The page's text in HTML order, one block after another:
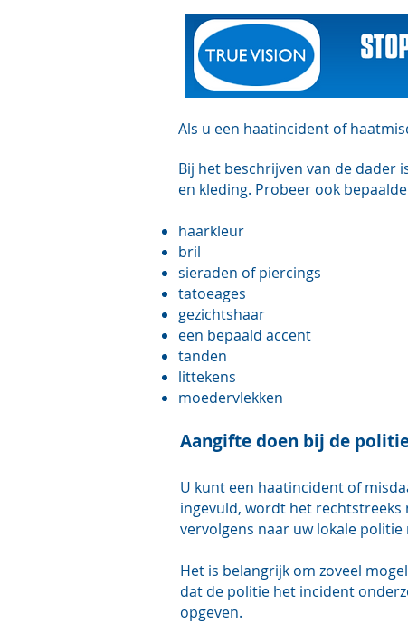
Als u een haatincident of
Bij het beschrijven van de dader
en kleding. Probeer ook
haarkleur
bril
sieraden of piercings
tatoeages
gezichtshaar
een bepaald accent
tanden
littekens
moedervlekken
Aangifte doen bij de
U kunt een haatincident of
ingevuld, wordt het
vervolgens naar uw lokale
Het is belangrijk om zoveel
dat de politie het incident
opgeven.